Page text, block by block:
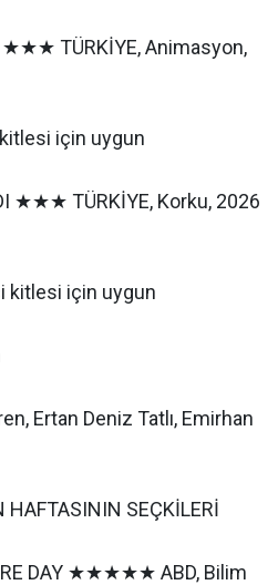
★★★ TÜRKİYE, Animasyon,
için uygun
★★★ TÜRKİYE, Korku, 2026
kitlesi için uygun
Ertan Deniz Tatlı, Emirhan
SEÇKİLERİ
DAY ★★★★★ ABD, Bilim